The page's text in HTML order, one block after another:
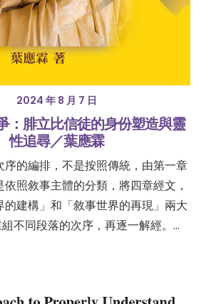
2024 年 8 月 7 日
：腓立比信徒的身份塑造與靈
性追尋／葉應霖
序的編排，不是按照傳統，由第一章
照敘事主體的分類，將四章經文，
的建構」和「敘事世界的再現」兩大
不同段落的次序，再逐一解經。…